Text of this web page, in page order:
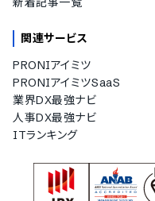
関連サービス
PRONIアイミツ
PRONIアイミツSaaS
業界DX最強ナビ
人事DX最強ナビ
ITランキング